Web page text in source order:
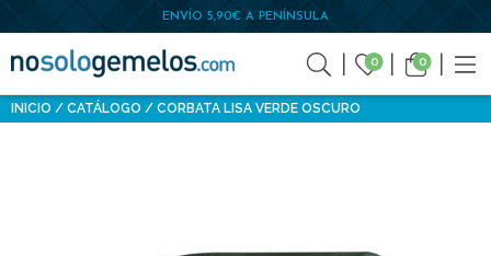
ENVÍO 5,90€ A PENÍNSULA
0 0
INICIO CATÁLOGO CORBATA LISA VERDE OSCURO